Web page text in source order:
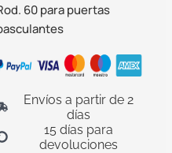
60 para puertas
Envíos a partir de 2
días
15 días para
devoluciones